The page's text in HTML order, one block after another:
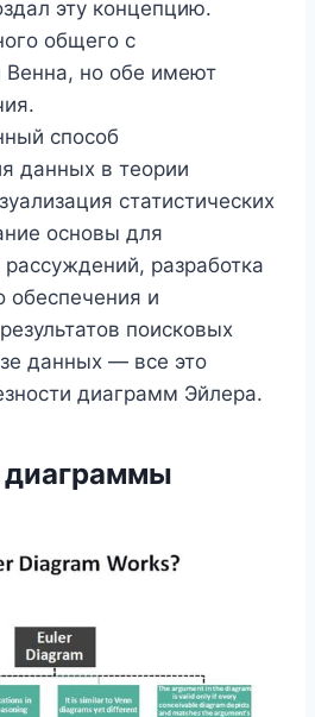
эту концепцию.
общего с
но обе имеют
способ
данных в теории
статистических
основы для
разработка
обеспечения и
поисковых
данных — все это
диаграмм Эйлера.
диаграммы